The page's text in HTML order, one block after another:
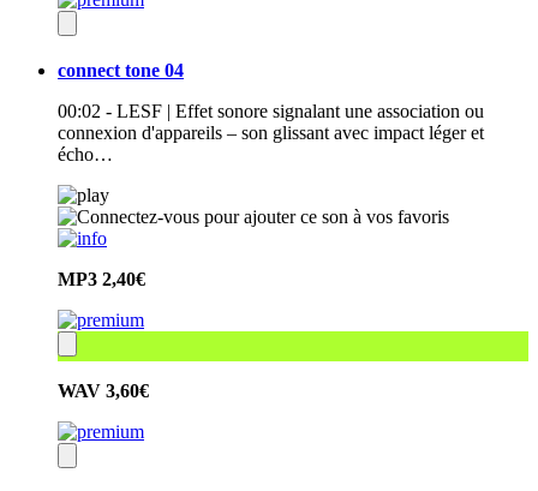
connect tone 04
00:02 - LESF | Effet sonore signalant une association ou
connexion d'appareils – son glissant avec impact léger et
écho…
MP3 2,40€
WAV 3,60€